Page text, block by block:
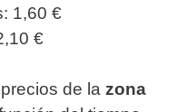
1,60 €
€
de la zona